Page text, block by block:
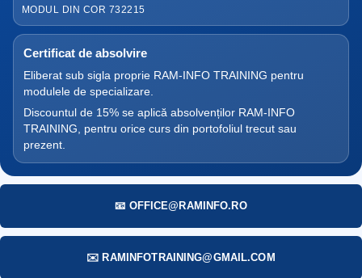
MODUL DIN COR 732215
Certificat de absolvire
Eliberat sub sigla proprie RAM-INFO TRAINING pentru
modulele de specializare.
Discountul de 15% se aplică absolvenților RAM-INFO
TRAINING, pentru orice curs din portofoliul trecut sau
prezent.
📧 OFFICE@RAMINFO.RO
✉️ RAMINFOTRAINING@GMAIL.COM